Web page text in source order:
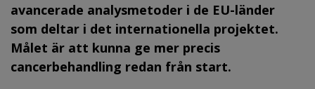
avancerade analysmetoder i de EU-länder
som deltar i det internationella projektet.
Målet är att kunna ge mer precis
cancerbehandling redan från start.